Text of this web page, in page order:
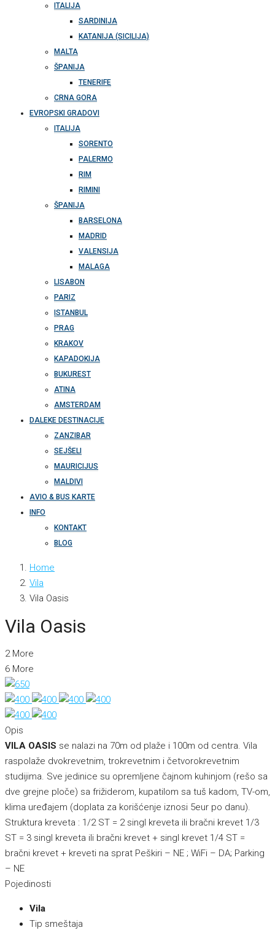
ITALIJA
SARDINIJA
KATANIJA (SICILIJA)
MALTA
ŠPANIJA
TENERIFE
CRNA GORA
EVROPSKI GRADOVI
ITALIJA
SORENTO
PALERMO
RIM
RIMINI
ŠPANIJA
BARSELONA
MADRID
VALENSIJA
MALAGA
LISABON
PARIZ
ISTANBUL
PRAG
KRAKOV
KAPADOKIJA
BUKUREST
ATINA
AMSTERDAM
DALEKE DESTINACIJE
ZANZIBAR
SEJŠELI
MAURICIJUS
MALDIVI
AVIO & BUS KARTE
INFO
KONTAKT
BLOG
Home
Vila
Vila Oasis
Vila Oasis
2 More
6 More
Opis
VILA OASIS se nalazi na 70m od plaže i 100m od centra. Vila
raspolaže dvokrevetnim, trokrevetnim i četvorokrevetnim
studijima. Sve jedinice su opremljene čajnom kuhinjom (rešo sa
dve grejne ploče) sa frižiderom, kupatilom sa tuš kadom, TV-om,
klima uređajem (doplata za korišćenje iznosi 5eur po danu).
Struktura kreveta : 1/2 ST = 2 singl kreveta ili bračni krevet 1/3
ST = 3 singl kreveta ili bračni krevet + singl krevet 1/4 ST =
bračni krevet + kreveti na sprat Peškiri – NE ; WiFi – DA; Parking
– NE
Pojedinosti
Vila
Tip smeštaja